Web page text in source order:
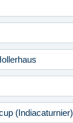
(Indiacaturnier)